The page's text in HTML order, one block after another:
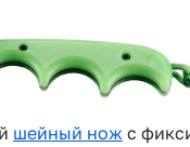
шейный нож с